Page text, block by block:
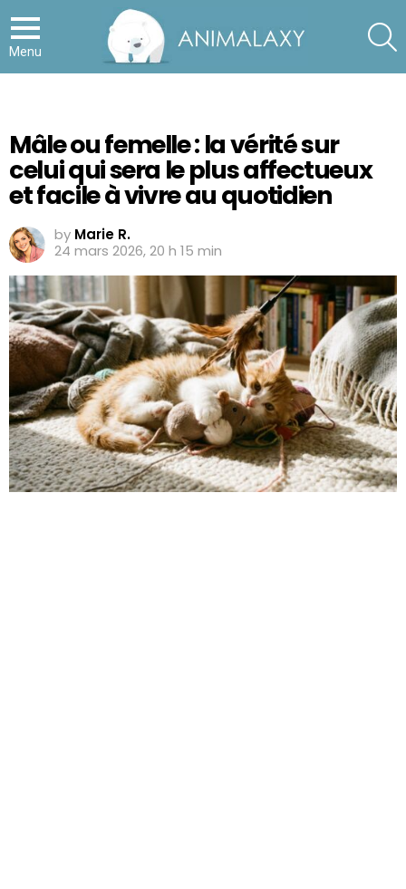
Menu
Mâle ou femelle : la vérité sur
celui qui sera le plus affectueux
et facile à vivre au quotidien
by Marie R.
24 mars 2026, 20 h 15 min